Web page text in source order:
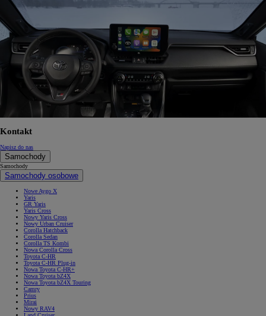
Kontakt
Napisz do nas
Samochody
Samochody
Samochody osobowe
Nowe Aygo X
Yaris
GR Yaris
Yaris Cross
Nowy Yaris Cross
Nowy Urban Cruiser
Corolla Hatchback
Corolla Sedan
Corolla TS Kombi
Nowa Corolla Cross
Toyota C-HR
Toyota C-HR Plug-in
Nowa Toyota C-HR+
Nowa Toyota bZ4X
Nowa Toyota bZ4X Touring
Camry
Prius
Mirai
Nowy RAV4